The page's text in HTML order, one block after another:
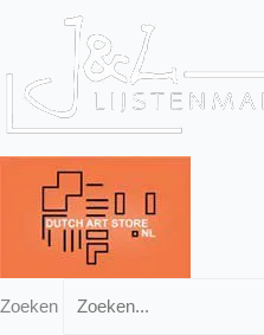
de
inhoud
Zoeken